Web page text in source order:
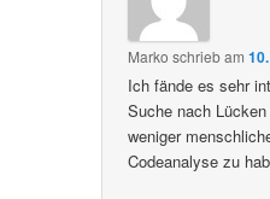
Marko schriebam
Ich fände es sehr
Suche nach
weniger
Codeanalyse zu